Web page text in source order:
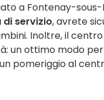
a Fontenay-sous-
servizio, avrete
Inoltre, il
un ottimo modo
pomeriggio al